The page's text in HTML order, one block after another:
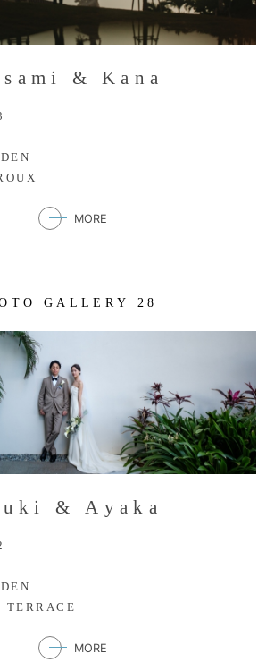
s a mi & Ka na
MORE
TO G A L LE R Y 28
uki & A y ak a
TERRACE
MORE